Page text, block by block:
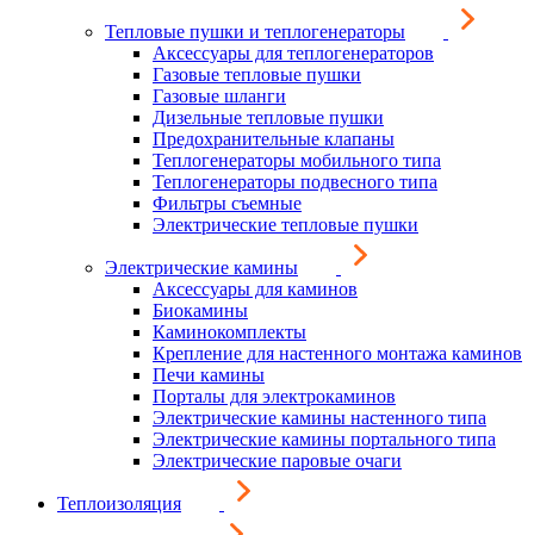
Тепловые пушки и теплогенераторы
Аксессуары для теплогенераторов
Газовые тепловые пушки
Газовые шланги
Дизельные тепловые пушки
Предохранительные клапаны
Теплогенераторы мобильного типа
Теплогенераторы подвесного типа
Фильтры съемные
Электрические тепловые пушки
Электрические камины
Аксессуары для каминов
Биокамины
Каминокомплекты
Крепление для настенного монтажа каминов
Печи камины
Порталы для электрокаминов
Электрические камины настенного типа
Электрические камины портального типа
Электрические паровые очаги
Теплоизоляция